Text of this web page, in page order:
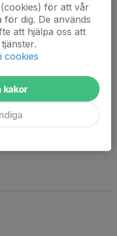
över. Vi ledare är otroligt
under veckan. Vi hoppas
för att vår
dig. De används
att hjälpa oss att
cookies
kakor